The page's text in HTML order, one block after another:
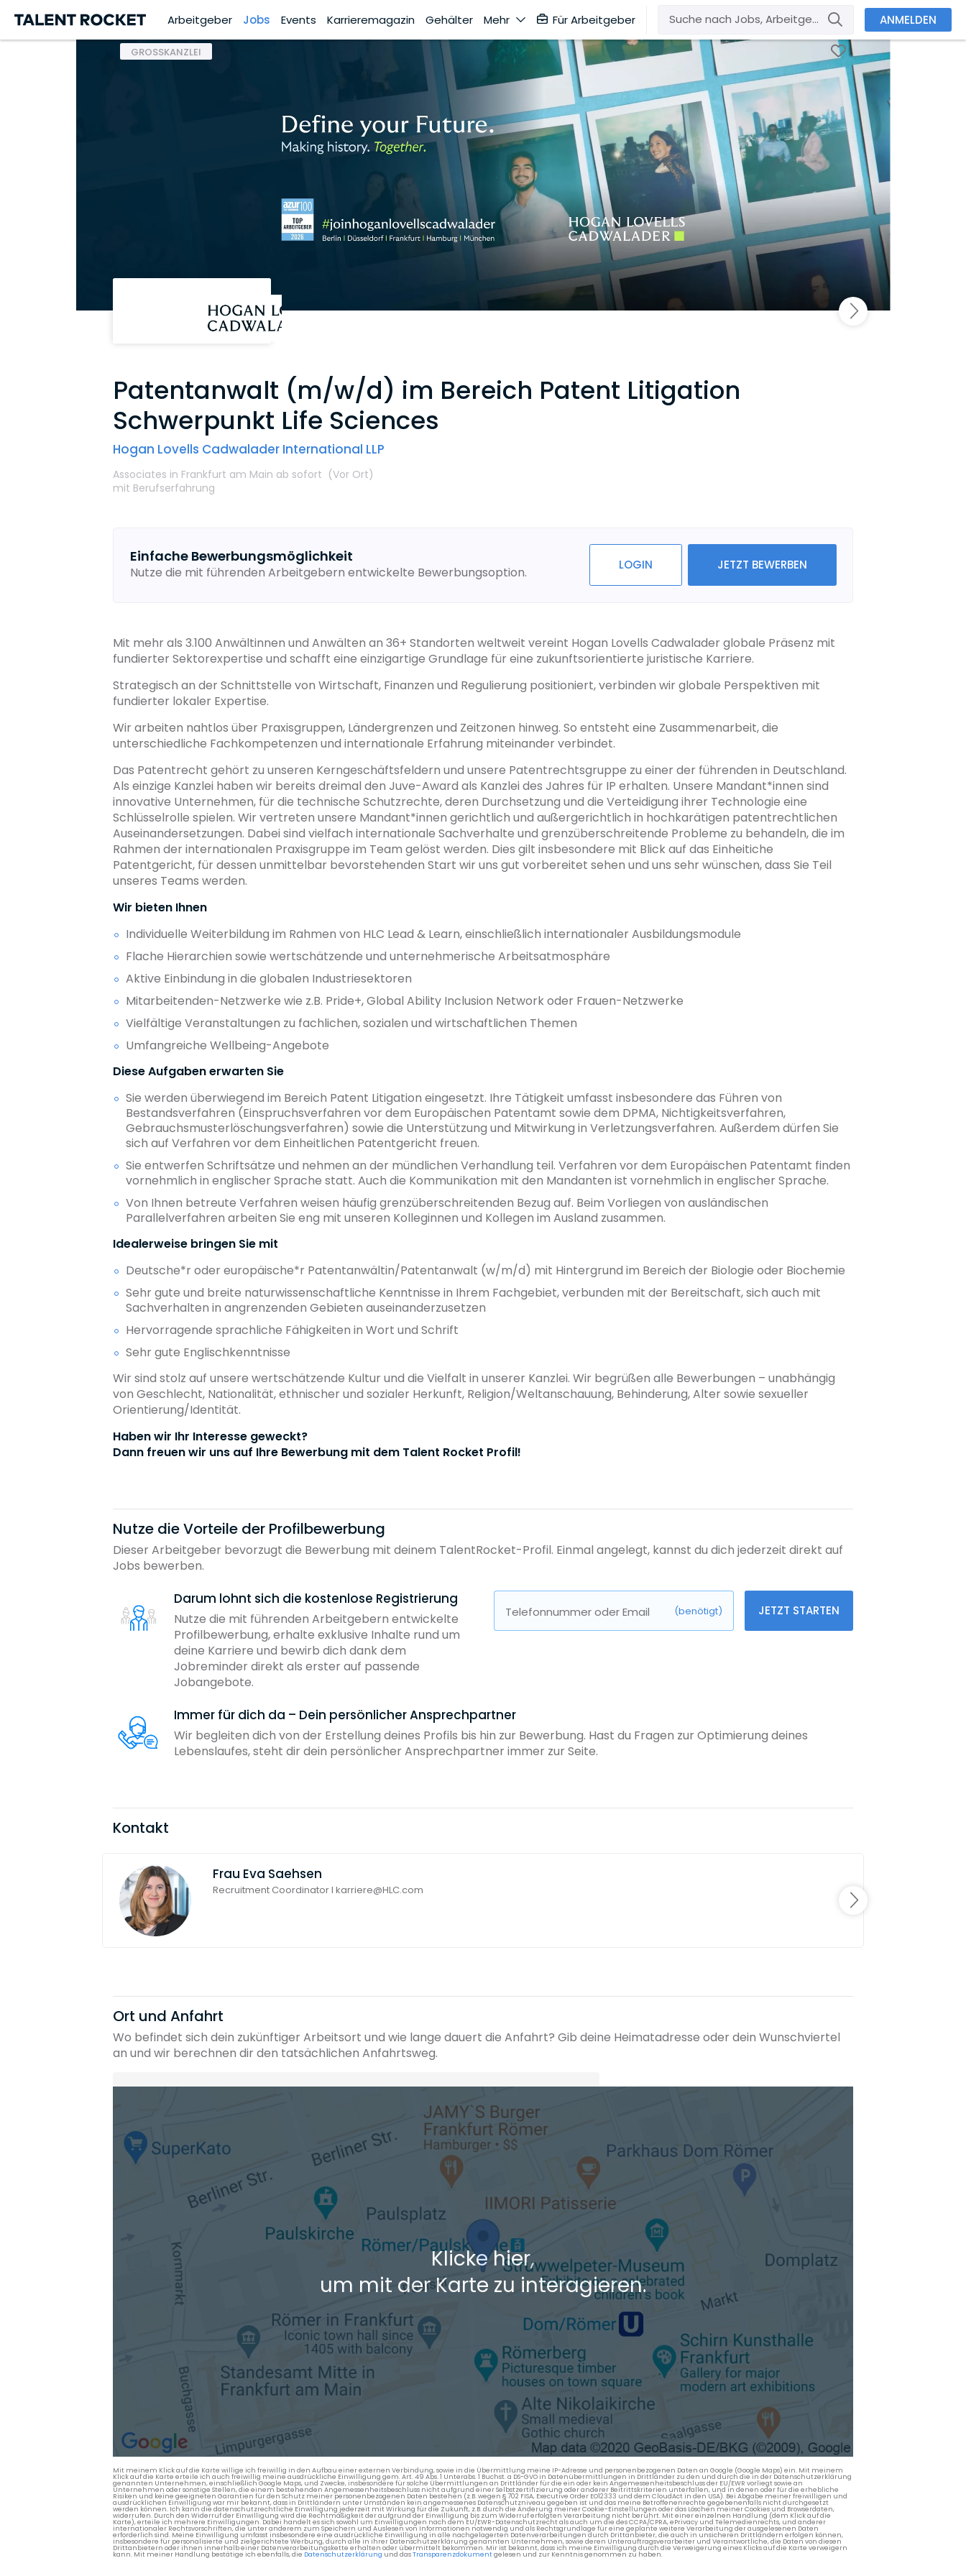
Arbeitgeber Jobs Events Karrieremagazin Gehälter Mehr Für Arbeitgeber ANMELDEN
GROSSKANZLEI
Patentanwalt (m/w/d) im Bereich Patent Litigation
Schwerpunkt Life Sciences
Hogan Lovells Cadwalader International LLP
Associates in Frankfurt am Main ab sofort (Vor Ort)
mit Berufserfahrung
Einfache Bewerbungsmöglichkeit
Nutze die mit führenden Arbeitgebern entwickelte Bewerbungsoption. LOGIN JETZT BEWERBEN
Mit mehr als 3.100 Anwältinnen und Anwälten an 36+ Standorten weltweit vereint Hogan Lovells Cadwalader globale Präsenz mit
fundierter Sektorexpertise und schafft eine einzigartige Grundlage für eine zukunftsorientierte juristische Karriere.
Strategisch an der Schnittstelle von Wirtschaft, Finanzen und Regulierung positioniert, verbinden wir globale Perspektiven mit
fundierter lokaler Expertise.
Wir arbeiten nahtlos über Praxisgruppen, Ländergrenzen und Zeitzonen hinweg. So entsteht eine Zusammenarbeit, die
unterschiedliche Fachkompetenzen und internationale Erfahrung miteinander verbindet.
Das Patentrecht gehört zu unseren Kerngeschäftsfeldern und unsere Patentrechtsgruppe zu einer der führenden in Deutschland.
Als einzige Kanzlei haben wir bereits dreimal den Juve-Award als Kanzlei des Jahres für IP erhalten. Unsere Mandant*innen sind
innovative Unternehmen, für die technische Schutzrechte, deren Durchsetzung und die Verteidigung ihrer Technologie eine
Schlüsselrolle spielen. Wir vertreten unsere Mandant*innen gerichtlich und außergerichtlich in hochkarätigen patentrechtlichen
Auseinandersetzungen. Dabei sind vielfach internationale Sachverhalte und grenzüberschreitende Probleme zu behandeln, die im
Rahmen der internationalen Praxisgruppe im Team gelöst werden. Dies gilt insbesondere mit Blick auf das Einheitiche
Patentgericht, für dessen unmittelbar bevorstehenden Start wir uns gut vorbereitet sehen und uns sehr wünschen, dass Sie Teil
unseres Teams werden.
Wir bieten Ihnen
Individuelle Weiterbildung im Rahmen von HLC Lead & Learn, einschließlich internationaler Ausbildungsmodule
Flache Hierarchien sowie wertschätzende und unternehmerische Arbeitsatmosphäre
Aktive Einbindung in die globalen Industriesektoren
Mitarbeitenden-Netzwerke wie z.B. Pride+, Global Ability Inclusion Network oder Frauen-Netzwerke
Vielfältige Veranstaltungen zu fachlichen, sozialen und wirtschaftlichen Themen
Umfangreiche Wellbeing-Angebote
Diese Aufgaben erwarten Sie
Sie werden überwiegend im Bereich Patent Litigation eingesetzt. Ihre Tätigkeit umfasst insbesondere das Führen von
Bestandsverfahren (Einspruchsverfahren vor dem Europäischen Patentamt sowie dem DPMA, Nichtigkeitsverfahren,
Gebrauchsmusterlöschungsverfahren) sowie die Unterstützung und Mitwirkung in Verletzungsverfahren. Außerdem dürfen Sie
sich auf Verfahren vor dem Einheitlichen Patentgericht freuen.
Sie entwerfen Schriftsätze und nehmen an der mündlichen Verhandlung teil. Verfahren vor dem Europäischen Patentamt finden
vornehmlich in englischer Sprache statt. Auch die Kommunikation mit den Mandanten ist vornehmlich in englischer Sprache.
Von Ihnen betreute Verfahren weisen häufig grenzüberschreitenden Bezug auf. Beim Vorliegen von ausländischen
Parallelverfahren arbeiten Sie eng mit unseren Kolleginnen und Kollegen im Ausland zusammen.
Idealerweise bringen Sie mit
Deutsche*r oder europäische*r Patentanwältin/Patentanwalt (w/m/d) mit Hintergrund im Bereich der Biologie oder Biochemie
Sehr gute und breite naturwissenschaftliche Kenntnisse in Ihrem Fachgebiet, verbunden mit der Bereitschaft, sich auch mit
Sachverhalten in angrenzenden Gebieten auseinanderzusetzen
Hervorragende sprachliche Fähigkeiten in Wort und Schrift
Sehr gute Englischkenntnisse
Wir sind stolz auf unsere wertschätzende Kultur und die Vielfalt in unserer Kanzlei. Wir begrüßen alle Bewerbungen – unabhängig
von Geschlecht, Nationalität, ethnischer und sozialer Herkunft, Religion/Weltanschauung, Behinderung, Alter sowie sexueller
Orientierung/Identität.
Haben wir Ihr Interesse geweckt?
Dann freuen wir uns auf Ihre Bewerbung mit dem Talent Rocket Profil!
Nutze die Vorteile der Profilbewerbung
Dieser Arbeitgeber bevorzugt die Bewerbung mit deinem TalentRocket-Profil. Einmal angelegt, kannst du dich jederzeit direkt auf
Jobs bewerben.
Darum lohnt sich die kostenlose Registrierung
Nutze die mit führenden Arbeitgebern entwickelte
Profilbewerbung, erhalte exklusive Inhalte rund um
deine Karriere und bewirb dich dank dem
Jobreminder direkt als erster auf passende
Jobangebote.
Telefonnummer oder Email (benötigt) JETZT STARTEN
Immer für dich da – Dein persönlicher Ansprechpartner
Wir begleiten dich von der Erstellung deines Profils bis hin zur Bewerbung. Hast du Fragen zur Optimierung deines
Lebenslaufes, steht dir dein persönlicher Ansprechpartner immer zur Seite.
Kontakt
Frau Eva Saehsen
Recruitment Coordinator I karriere@HLC.com
Ort und Anfahrt
Wo befindet sich dein zukünftiger Arbeitsort und wie lange dauert die Anfahrt? Gib deine Heimatadresse oder dein Wunschviertel
an und wir berechnen dir den tatsächlichen Anfahrtsweg.
Heimatadresse oder Wunschort
Die berechneten Anreisezeiten basieren auf den Verkehrsdaten eines typischen Dienstag morgens um 8:30.
Klicke hier,
um mit der Karte zu interagieren.
Mit meinem Klick auf die Karte willige ich freiwillig in den Aufbau einer externen Verbindung, sowie in die Übermittlung meine IP-Adresse und personenbezogenen Daten an Google (Google Maps) ein. Mit meinem
Klick auf die Karte erteile ich auch freiwillig meine ausdrückliche Einwilligung gem. Art. 49 Abs. 1 Unterabs. 1 Buchst. a DS-GVO in Datenübermittlungen in Drittländer zu den und durch die in der Datenschutzerklärung
genannten Unternehmen, einschließlich Google Maps, und Zwecke, insbesondere für solche Übermittlungen an Drittländer für die ein oder kein Angemessenheitsbeschluss der EU/EWR vorliegt sowie an
Unternehmen oder sonstige Stellen, die einem bestehenden Angemessenheitsbeschluss nicht aufgrund einer Selbstzertifizierung oder anderer Beitrittskriterien unterfallen, und in denen oder für die erhebliche
Risiken und keine geeigneten Garantien für den Schutz meiner personenbezogenen Daten bestehen (z.B. wegen § 702 FISA, Executive Order EO12333 und dem CloudAct in den USA). Bei Abgabe meiner freiwilligen und
ausdrücklichen Einwilligung war mir bekannt, dass in Drittländern unter Umständen kein angemessenes Datenschutzniveau gegeben ist und das meine Betroffenenrechte gegebenenfalls nicht durchgesetzt
werden können. Ich kann die datenschutzrechtliche Einwilligung jederzeit mit Wirkung für die Zukunft, z.B. durch die Änderung meiner Cookie-Einstellungen oder das Löschen meiner Cookies und Browserdaten,
widerrufen. Durch den Widerruf der Einwilligung wird die Rechtmäßigkeit der aufgrund der Einwilligung bis zum Widerruf erfolgten Verarbeitung nicht berührt. Mit einer einzelnen Handlung (dem Klick auf die
Karte), erteile ich mehrere Einwilligungen. Dabei handelt es sich sowohl um Einwilligungen nach dem EU/EWR-Datenschutzrecht als auch um die des CCPA/CPRA, ePrivacy und Telemedienrechts, und anderer
internationaler Rechtsvorschriften, die unter anderem zum Speichern und Auslesen von Informationen notwendig und als Rechtsgrundlage für eine geplante weitere Verarbeitung der ausgelesenen Daten
erforderlich sind. Meine Einwilligung umfasst insbesondere eine ausdrückliche Einwilligung in alle nachgelagerten Datenverarbeitungen durch Drittanbieter, die auch in unsicheren Drittländern erfolgen können,
insbesondere für personalisierte und zielgerichtete Werbung, durch alle in ihrer Datenschutzerklärung genannten Unternehmen, sowie deren Unterauftragsverarbeiter und Verantwortliche, die Daten von diesen
Drittanbietern oder ihnen innerhalb einer Datenverarbeitungskette erhalten oder übermittelt bekommen. Mir ist bekannt, dass ich meine Einwilligung durch die Verweigerung eines Klicks auf die Karte verweigern
kann. Mit meiner Handlung bestätige ich ebenfalls, die Datenschutzerklärung und dasTransparenzdokumentgelesen und zur Kenntnis genommen zu haben.